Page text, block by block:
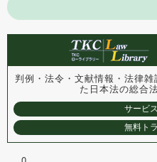
判例・法令・文献情報・法律
た 日本法の総合
サービ
無料ト